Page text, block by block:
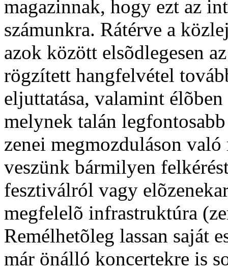
magazinnak, hogy ezt az
számunkra. Rátérve a
azok között elsõdlegesen
rögzített hangfelvétel
eljuttatása, valamint
melynek talán
zenei megmozduláson
veszünk bármilyen
fesztiválról vagy
megfelelõ infrastruktúra
Remélhetõleg lassan saját
már önálló koncertekre is